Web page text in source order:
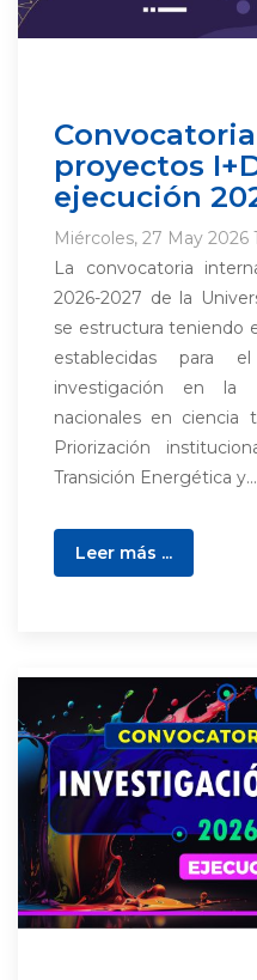
proyectos
ejecución
Miércoles, 27 May 2026
La convocatoria
2026-2027 de la
se estructura teniendo
establecidas para
investigación en la
nacionales en ciencia
Priorización
Transición Energética y...
Leer más ...